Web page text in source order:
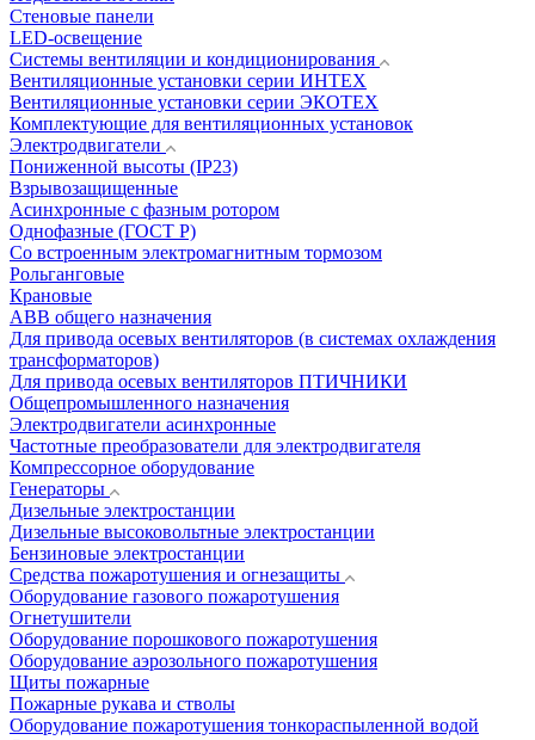
Стеновые панели
LED-освещение
Системы вентиляции и кондиционирования
Вентиляционные установки серии ИНТЕХ
Вентиляционные установки серии ЭКОТЕХ
Комплектующие для вентиляционных установок
Электродвигатели
Пониженной высоты (IP23)
Взрывозащищенные
Асинхронные с фазным ротором
Однофазные (ГОСТ Р)
Со встроенным электромагнитным тормозом
Рольганговые
Крановые
АВВ общего назначения
Для привода осевых вентиляторов (в системах охлаждения
трансформаторов)
Для привода осевых вентиляторов ПТИЧНИКИ
Общепромышленного назначения
Электродвигатели асинхронные
Частотные преобразователи для электродвигателя
Компрессорное оборудование
Генераторы
Дизельные электростанции
Дизельные высоковольтные электростанции
Бензиновые электростанции
Средства пожаротушения и огнезащиты
Оборудование газового пожаротушения
Огнетушители
Оборудование порошкового пожаротушения
Оборудование аэрозольного пожаротушения
Щиты пожарные
Пожарные рукава и стволы
Оборудование пожаротушения тонкораспыленной водой